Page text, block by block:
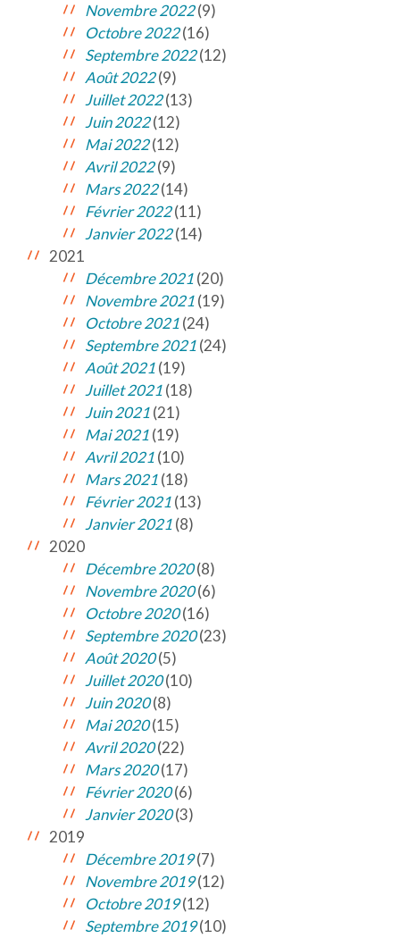
Novembre 2022(9)
Octobre 2022(16)
Septembre 2022(12)
Août 2022(9)
Juillet 2022(13)
Juin 2022(12)
Mai 2022(12)
Avril 2022(9)
Mars 2022(14)
Février 2022(11)
Janvier 2022(14)
2021
Décembre 2021(20)
Novembre 2021(19)
Octobre 2021(24)
Septembre 2021(24)
Août 2021(19)
Juillet 2021(18)
Juin 2021(21)
Mai 2021(19)
Avril 2021(10)
Mars 2021(18)
Février 2021(13)
Janvier 2021(8)
2020
Décembre 2020(8)
Novembre 2020(6)
Octobre 2020(16)
Septembre 2020(23)
Août 2020(5)
Juillet 2020(10)
Juin 2020(8)
Mai 2020(15)
Avril 2020(22)
Mars 2020(17)
Février 2020(6)
Janvier 2020(3)
2019
Décembre 2019(7)
Novembre 2019(12)
Octobre 2019(12)
Septembre 2019(10)